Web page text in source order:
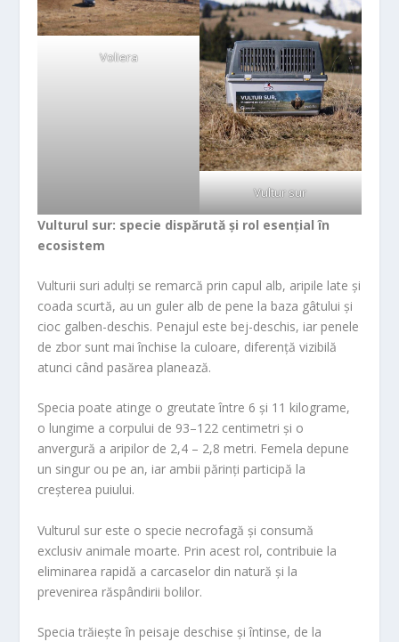
Voliera
Vultur sur
Vulturul sur: specie dispărută și rol esențial în
ecosistem
Vulturii suri adulți se remarcă prin capul alb, aripile late și
coada scurtă, au un guler alb de pene la baza gâtului și
cioc galben-deschis. Penajul este bej-deschis, iar penele
de zbor sunt mai închise la culoare, diferență vizibilă
atunci când pasărea planează.
Specia poate atinge o greutate între 6 și 11 kilograme,
o lungime a corpului de 93–122 centimetri și o
anvergură a aripilor de 2,4 – 2,8 metri. Femela depune
un singur ou pe an, iar ambii părinți participă la
creșterea puiului.
Vulturul sur este o specie necrofagă și consumă
exclusiv animale moarte. Prin acest rol, contribuie la
eliminarea rapidă a carcaselor din natură și la
prevenirea răspândirii bolilor.
Specia trăiește în peisaje deschise și întinse, de la